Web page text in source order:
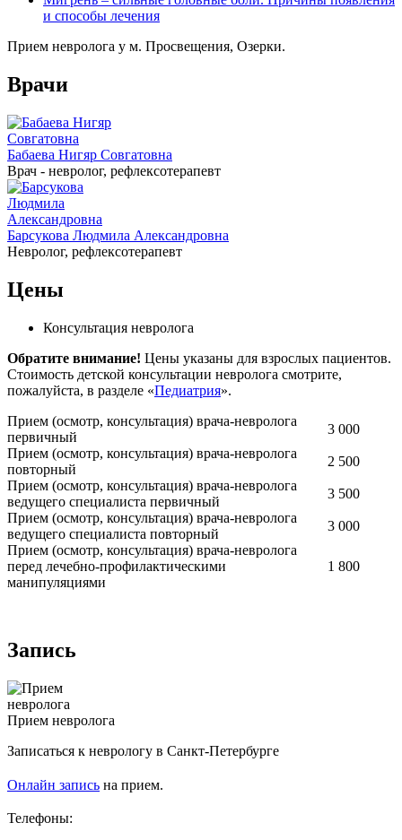
и способы лечения
Прием невролога у м. Просвещения, Озерки.
Врачи
Бабаева Нигяр Совгатовна
Врач - невролог, рефлексотерапевт
Барсукова Людмила Александровна
Невролог, рефлексотерапевт
Цены
Консультация невролога
Обратите внимание! Цены указаны для взрослых пациентов.
Стоимость детской консультации невролога смотрите,
пожалуйста, в разделе «Педиатрия».
Прием (осмотр, консультация) врача-невролога
первичный
3 000
Прием (осмотр, консультация) врача-невролога
повторный
2 500
Прием (осмотр, консультация) врача-невролога
ведущего специалиста первичный
3 500
Прием (осмотр, консультация) врача-невролога
ведущего специалиста повторный
3 000
Прием (осмотр, консультация) врача-невролога
перед лечебно-профилактическими
манипуляциями
1 800
Запись
Прием невролога
Записаться к неврологу в Санкт-Петербурге
Онлайн запись на прием.
Телефоны: